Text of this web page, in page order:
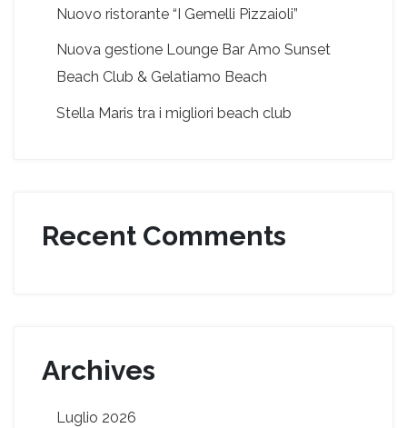
Nuovo ristorante “I Gemelli Pizzaioli”
Nuova gestione Lounge Bar Amo Sunset
Beach Club & Gelatiamo Beach
Stella Maris tra i migliori beach club
Recent Comments
Archives
Luglio 2026